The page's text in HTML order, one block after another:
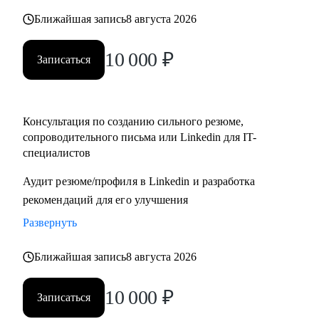
• Стратегии карьерного роста: как перейти с junior на
• Стратегия поиска работы: как и где искать вакансии, как
откликаться, как построить системный подход к поиску
искать вакансии, на что обращать внимание
• QA, аналитики (бизнес + системные)
• Разработчики
• Project/Product-менеджеры
Ближайшая запись8 августа 2026
Записаться 10 000 ₽
Консультация по созданию сильного резюме,
сопроводительного письма или Linkedin для IT-
специалистов
Аудит резюме/профиля в Linkedin и разработка
рекомендаций для его улучшения
Развернуть
Ближайшая запись8 августа 2026
Записаться 10 000 ₽